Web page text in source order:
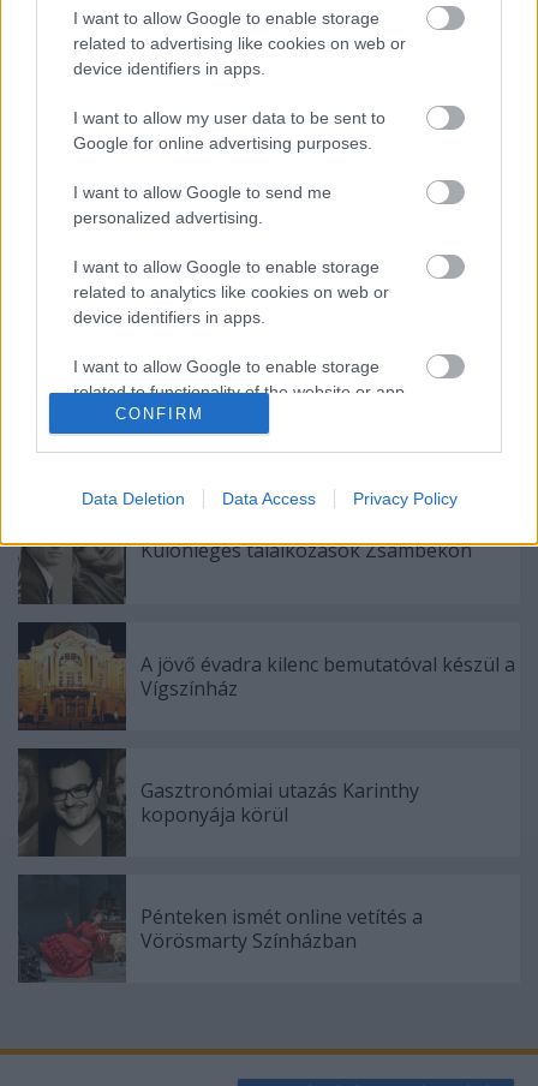
I want to allow Google to enable storage
related to advertising like cookies on web or
device identifiers in apps.
I want to allow my user data to be sent to
Google for online advertising purposes.
I want to allow Google to send me
personalized advertising.
I want to allow Google to enable storage
related to analytics like cookies on web or
device identifiers in apps.
I want to allow Google to enable storage
related to functionality of the website or app.
I want to allow Google to enable storage
related to security, including authentication
functionality and fraud prevention, and other
user protection.
CONFIRM
Data Deletion Data Access Privacy Policy
Címkék:táncfesztivál Infinite Dance Festival
Szigligeti Színház
Nagyvárad
Meghalt Böröndi Tamás
Különleges találkozások Zsámbékon
A jövő évadra kilenc bemutatóval készül a
Vígszínház
Gasztronómiai utazás Karinthy
koponyája körül
Pénteken ismét online vetítés a
Vörösmarty Színházban